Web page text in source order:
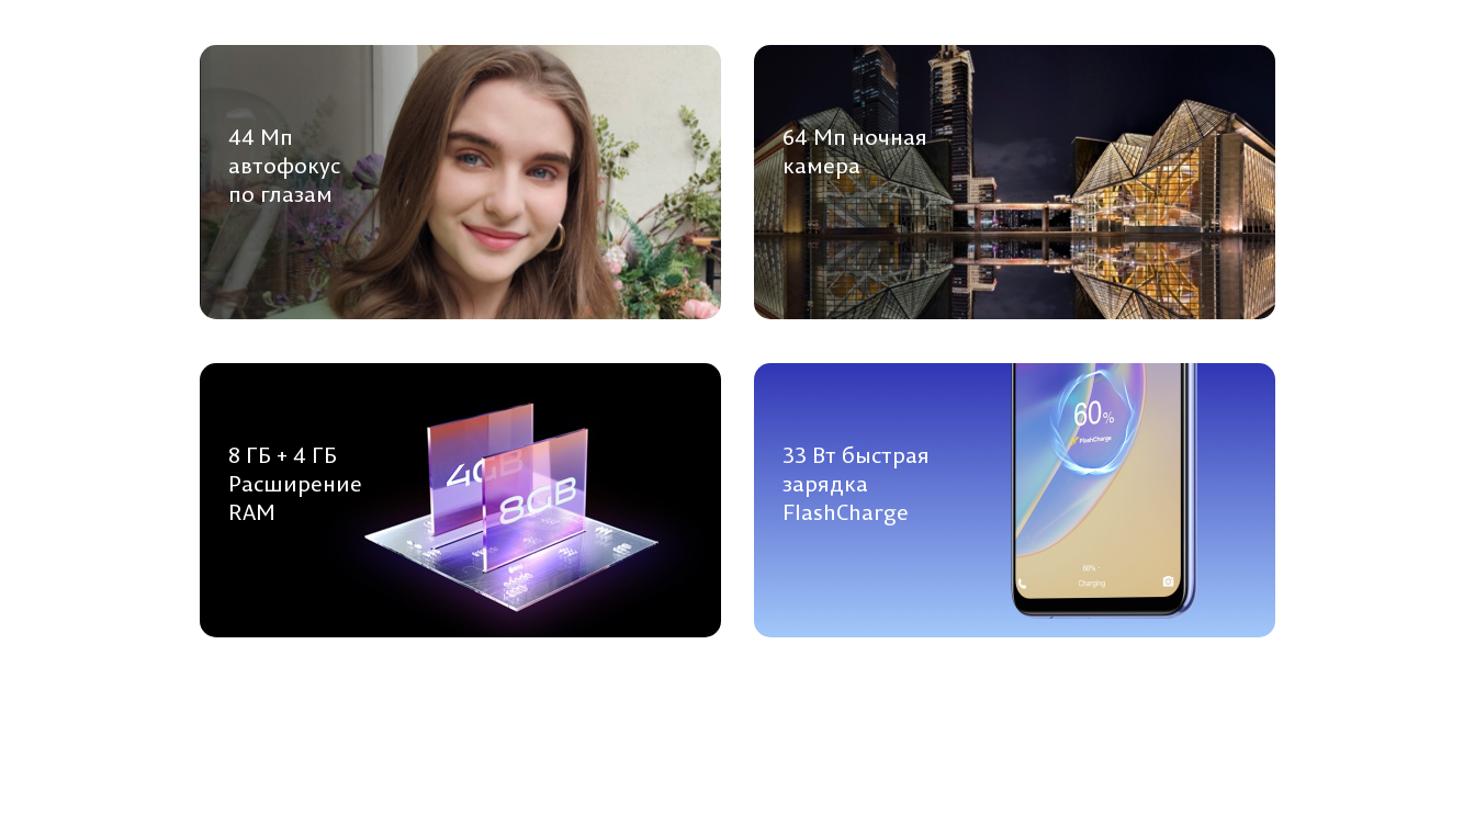
44 Мп
aвтофокус
по глазам
64 Мп ночная
камера
8 ГБ + 4 ГБ
Расширение
RAM
33 Вт быстрая
зарядка
FlashCharge